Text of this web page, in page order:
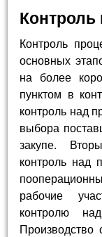
Контроль
Контроль
основных
на более
пунктом в
контроль над
выбора
закупе.
контроль над
рабочие
контролю
Производство